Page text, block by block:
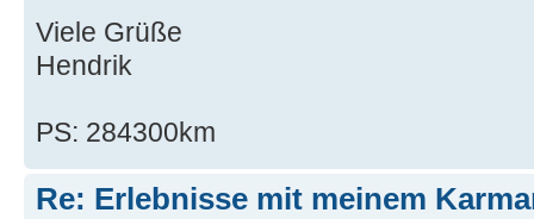
Viele Grüße
Hendrik
PS: 284300km
Re: Erlebnisse mit meinem